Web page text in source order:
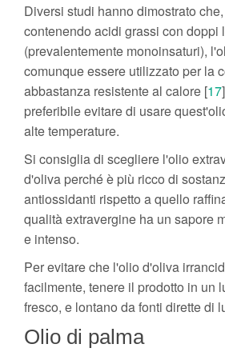
Diversi studi hanno dimostrato
contenendo acidi grassi con doppi
(prevalentemente monoinsaturi),
comunque essere utilizzato per la
abbastanza resistente al calore [17
preferibile evitare di usare
alte temperature.
Si consiglia di scegliere l'olio
d'oliva perché è più ricco di
antiossidanti rispetto a quello
qualità extravergine ha un sapore
e intenso.
Per evitare che l'olio d'oliva
facilmente, tenere il prodotto in un
fresco, e lontano da fonti dirette di
Olio di palma